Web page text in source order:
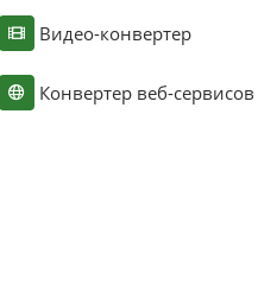
Видео-конвертер
Конвертер веб-сервисов